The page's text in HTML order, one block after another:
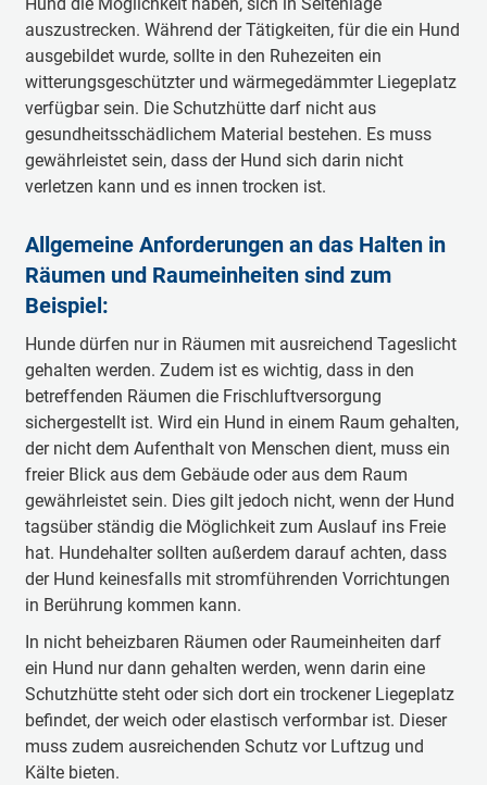
auszustrecken. Während der Tätigkeiten, für die ein Hund
ausgebildet wurde, sollte in den Ruhezeiten ein
witterungsgeschützter und wärmegedämmter Liegeplatz
verfügbar sein. Die Schutzhütte darf nicht aus
gesundheitsschädlichem Material bestehen. Es muss
gewährleistet sein, dass der Hund sich darin nicht
verletzen kann und es innen trocken ist.
Allgemeine Anforderungen an das Halten in
Räumen und Raumeinheiten sind zum
Beispiel:
Hunde dürfen nur in Räumen mit ausreichend Tageslicht
gehalten werden. Zudem ist es wichtig, dass in den
betreffenden Räumen die Frischluftversorgung
sichergestellt ist. Wird ein Hund in einem Raum gehalten,
der nicht dem Aufenthalt von Menschen dient, muss ein
freier Blick aus dem Gebäude oder aus dem Raum
gewährleistet sein. Dies gilt jedoch nicht, wenn der Hund
tagsüber ständig die Möglichkeit zum Auslauf ins Freie
hat. Hundehalter sollten außerdem darauf achten, dass
der Hund keinesfalls mit stromführenden Vorrichtungen
in Berührung kommen kann.
In nicht beheizbaren Räumen oder Raumeinheiten darf
ein Hund nur dann gehalten werden, wenn darin eine
Schutzhütte steht oder sich dort ein trockener Liegeplatz
befindet, der weich oder elastisch verformbar ist. Dieser
muss zudem ausreichenden Schutz vor Luftzug und
Kälte bieten.